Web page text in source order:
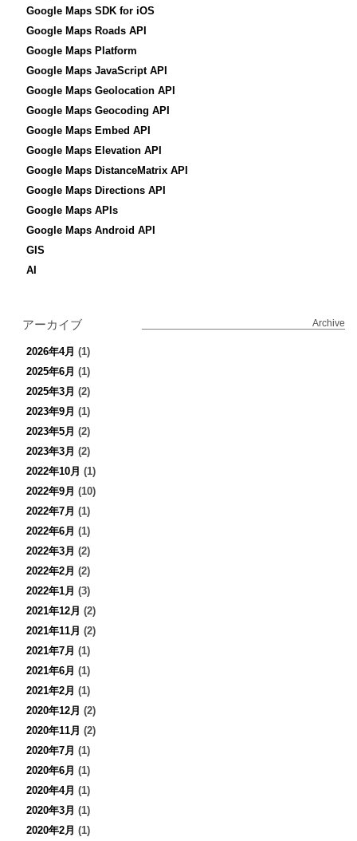
Google Maps SDK for iOS
Google Maps Roads API
Google Maps Platform
Google Maps JavaScript API
Google Maps Geolocation API
Google Maps Geocoding API
Google Maps Embed API
Google Maps Elevation API
Google Maps DistanceMatrix API
Google Maps Directions API
Google Maps APIs
Google Maps Android API
GIS
AI
アーカイブ Archive
2026年4月 (1)
2025年6月 (1)
2025年3月 (2)
2023年9月 (1)
2023年5月 (2)
2023年3月 (2)
2022年10月 (1)
2022年9月 (10)
2022年7月 (1)
2022年6月 (1)
2022年3月 (2)
2022年2月 (2)
2022年1月 (3)
2021年12月 (2)
2021年11月 (2)
2021年7月 (1)
2021年6月 (1)
2021年2月 (1)
2020年12月 (2)
2020年11月 (2)
2020年7月 (1)
2020年6月 (1)
2020年4月 (1)
2020年3月 (1)
2020年2月 (1)